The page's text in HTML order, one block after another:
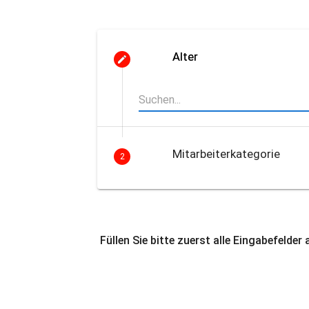
Alter
2 Mitarbeiterkategorie
Füllen Sie bitte zuerst alle Eingabefelder